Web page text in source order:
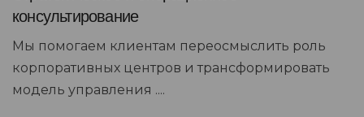
консультирование
Мы помогаем клиентам переосмыслить роль
корпоративных центров и трансформировать
модель управления ....